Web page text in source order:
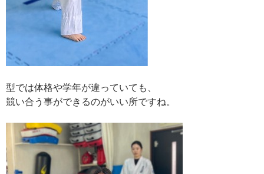
型では体格や学年が違っていても、
競い合う事ができるのがいい所ですね。